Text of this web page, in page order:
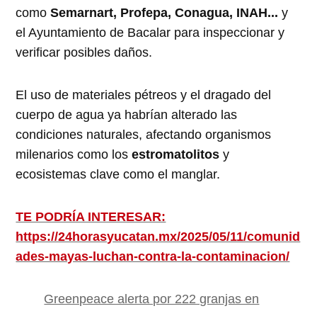
comoSemarnart, Profepa, Conagua, INAH... y
el Ayuntamiento de Bacalar para inspeccionar y
verificar posibles daños.
El uso de materiales pétreos y el dragado del
cuerpo de agua ya habrían alterado las
condiciones naturales, afectando organismos
milenarios como losestromatolitos y
ecosistemas clave como el manglar.
TE PODRÍA INTERESAR:
https://24horasyucatan.mx/2025/05/11/comunid
ades-mayas-luchan-contra-la-contaminacion/
Greenpeace alerta por 222 granjas en